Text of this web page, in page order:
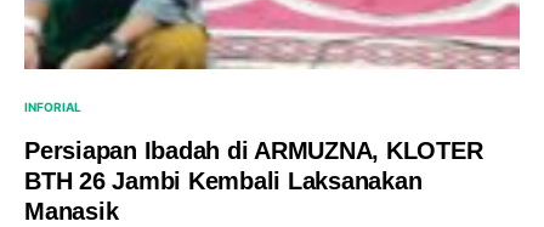
INFORIAL
Persiapan Ibadah di ARMUZNA, KLOTER
BTH 26 Jambi Kembali Laksanakan
Manasik